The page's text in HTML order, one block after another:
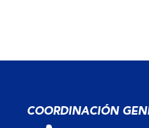
COORDINACIÓN